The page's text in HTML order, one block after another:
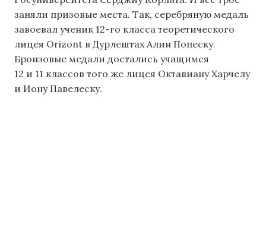
заняли призовые места. Так, серебряную медаль
завоевал ученик 12-го класса теоретического
лицея Orizont в Дурлештах Алин Попеску.
Бронзовые медали достались учащимся
12 и 11 классов того же лицея Октавиану Харчелу
и Иону Павелеску.